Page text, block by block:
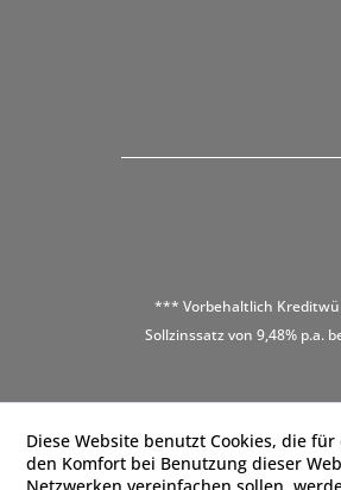
*** Vorbehaltlich
Sollzinssatz von 9,48% p.a.
Diese Website benutzt Cookies, die
den Komfort bei Benutzung dieser